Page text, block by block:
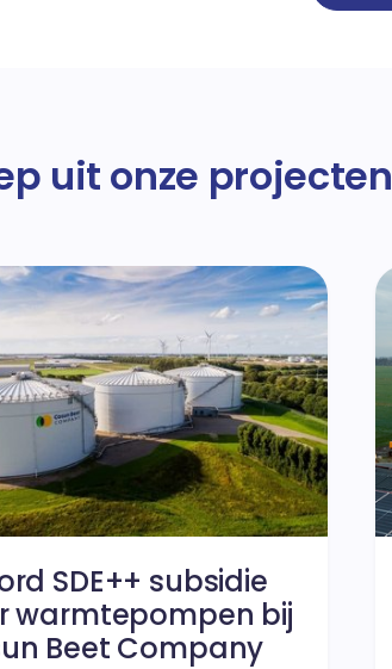
uit onze projecten
SDE++ subsidie
warmtepompen bij
Beet Company